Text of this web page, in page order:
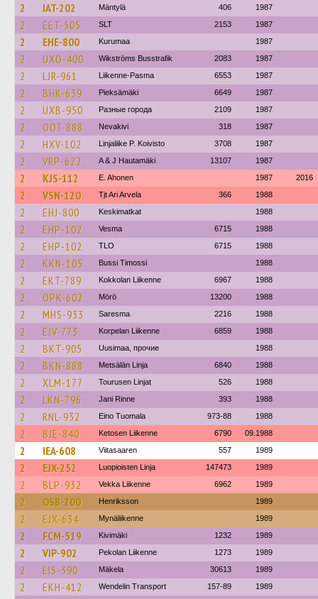
2 IAT-202 Mäntylä 406 1987
2 EET-505 SLT 2153 1987
2 EHE-800 Kurumaa 1987
2 UXO-400 Wikströms Busstrafik 2083 1987
2 LJR-961 Liikenne-Pasma 6553 1987
2 BHK-639 Pieksämäki 6649 1987
2 UXB-950 Разные города 2109 1987
2 OOT-888 Nevakivi 318 1987
2 HXV-102 Linjaliike P. Koivisto 3708 1987
2 VRP-622 A & J Hautamäki 13107 1987
2 KJS-112 E. Ahonen 1987 2016
2 VSN-120 Tjt Ari Arvela 366 1988
2 EHJ-800 Keskimatkat 1988
2 EHP-102 Vesma 6715 1988
2 EHP-102 TLO 6715 1988
2 KKN-105 Bussi Timossi 1988
2 EKT-789 Kokkolan Liikenne 6967 1988
2 OPK-602 Mörö 13200 1988
2 MHS-933 Saresma 2216 1988
2 EJV-773 Korpelan Liikenne 6859 1988
2 BKT-905 Uusimaa, прочие 1988
2 BKN-888 Metsälän Linja 6840 1988
2 XLM-177 Tourusen Linjat 526 1988
2 LKN-796 Jani Rinne 393 1988
2 RNL-932 Eino Tuomala 973-88 1988
2 BJE-840 Ketosen Liikenne 6790 09.1988
2 IEA-608 Viitasaaren 557 1989
2 EJX-252 Luopioisten Linja 147473 1989
2 BLP-932 Vekka Liikenne 6962 1989
2 OSB-200 Henriksson 1989
2 EJX-634 Mynäliikenne 1989
2 FCM-519 Kivimäki 1232 1989
2 VIP-902 Pekolan Liikenne 1273 1989
2 EIS-390 Mäkela 30613 1989
2 EKH-412 Wendelin Transport 157-89 1989